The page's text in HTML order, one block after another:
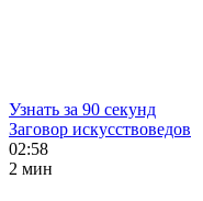
Узнать за 90 секунд
Заговор искусствоведов
02:58
2 мин